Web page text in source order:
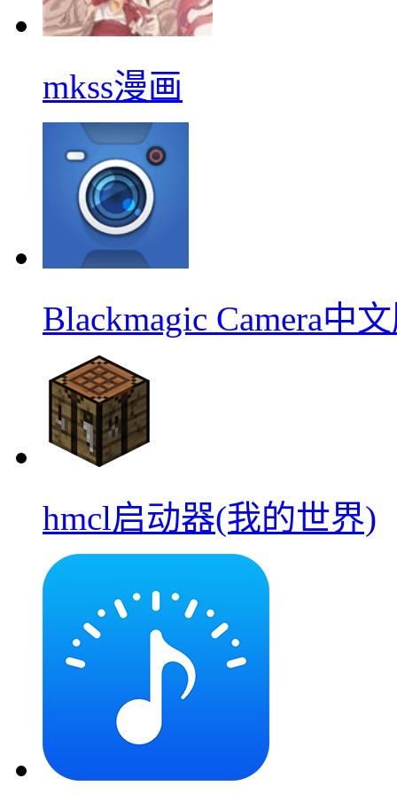
mkss漫画
Blackmagic Camera中
hmcl启动器(我的世界)